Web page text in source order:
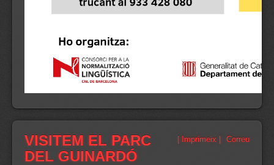
Correu
| Imprimeix |
VISITEM EL PARC
DEL GUINARDÓ